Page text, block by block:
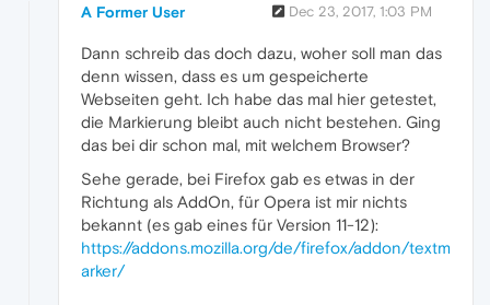
A Former User Dec 23, 2017, 1:03 PM
Dann schreib das doch dazu, woher soll man das
denn wissen, dass es um gespeicherte
Webseiten geht. Ich habe das mal hier getestet,
die Markierung bleibt auch nicht bestehen. Ging
das bei dir schon mal, mit welchem Browser?
Sehe gerade, bei Firefox gab es etwas in der
Richtung als AddOn, für Opera ist mir nichts
bekannt (es gab eines für Version 11-12):
https://addons.mozilla.org/de/firefox/addon/textm
arker/